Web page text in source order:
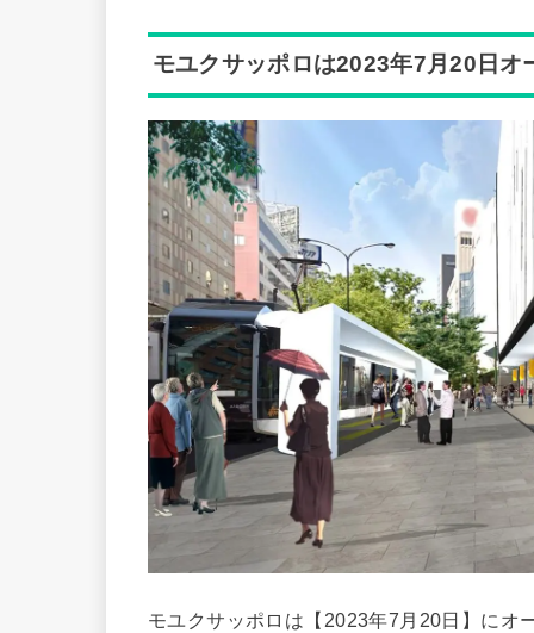
モユクサッポロは2023年7月20日オ
モユクサッポロは【2023年7月20日】にオ